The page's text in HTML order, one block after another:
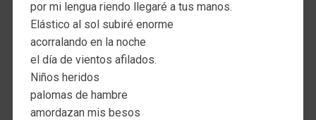
por mi lengua riendo llegaré a tus manos.
Elástico al sol subiré enorme
acorralando en la noche
el día de vientos afilados.
Niños heridos
palomas de hambre
amordazan mis besos